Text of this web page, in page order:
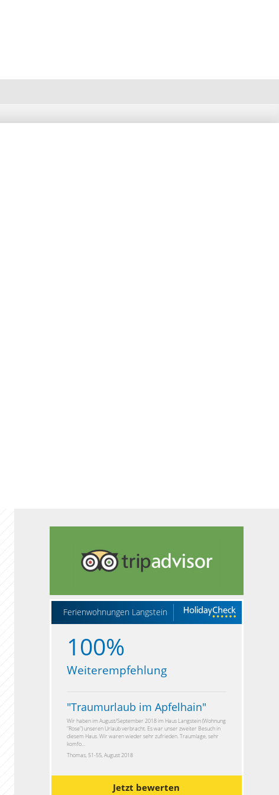
Ferienwohnungen Langstein
100%
Weiterempfehlung
"Traumurlaub im Apfelhain"
Wir haben im August/September 2018 im Haus Langstein (Wohnung
"Rose") unseren Urlaub verbracht. Es war unser zweiter Besuch in
diesem Haus. Wir waren wieder sehr zufrieden. Traumlage, sehr
komfo...
Thomas, 51-55, August 2018
Jetzt bewerten